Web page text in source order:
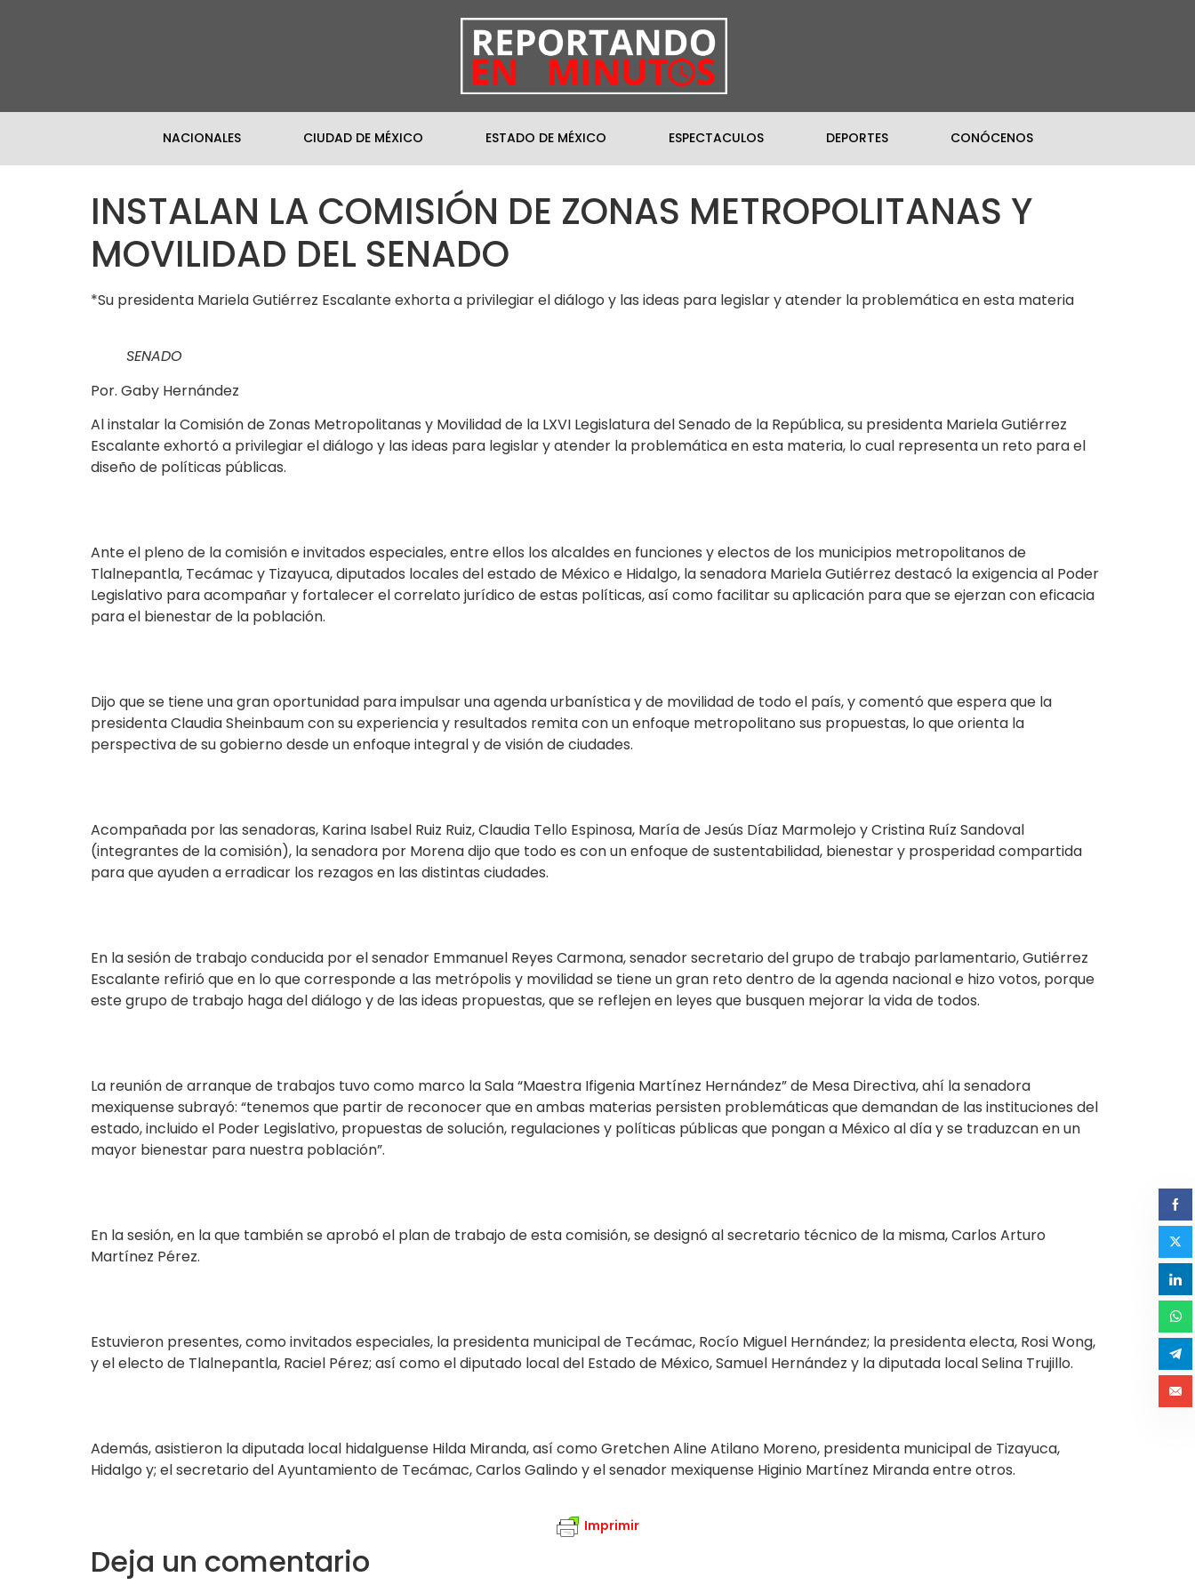
NACIONALES CIUDAD DE MÉXICO ESTADO DE MÉXICO ESPECTACULOS DEPORTES CONÓCENOS
INSTALAN LA COMISIÓN DE ZONAS METROPOLITANAS Y
MOVILIDAD DEL SENADO
*Su presidenta Mariela Gutiérrez Escalante exhorta a privilegiar el diálogo y las ideas para legislar y atender la problemática en esta materia
SENADO
Por. Gaby Hernández
Al instalar la Comisión de Zonas Metropolitanas y Movilidad de la LXVI Legislatura del Senado de la República, su presidenta Mariela Gutiérrez
Escalante exhortó a privilegiar el diálogo y las ideas para legislar y atender la problemática en esta materia, lo cual representa un reto para el
diseño de políticas públicas.
Ante el pleno de la comisión e invitados especiales, entre ellos los alcaldes en funciones y electos de los municipios metropolitanos de
Tlalnepantla, Tecámac y Tizayuca, diputados locales del estado de México e Hidalgo, la senadora Mariela Gutiérrez destacó la exigencia al Poder
Legislativo para acompañar y fortalecer el correlato jurídico de estas políticas, así como facilitar su aplicación para que se ejerzan con eficacia
para el bienestar de la población.
Dijo que se tiene una gran oportunidad para impulsar una agenda urbanística y de movilidad de todo el país, y comentó que espera que la
presidenta Claudia Sheinbaum con su experiencia y resultados remita con un enfoque metropolitano sus propuestas, lo que orienta la
perspectiva de su gobierno desde un enfoque integral y de visión de ciudades.
Acompañada por las senadoras, Karina Isabel Ruiz Ruiz, Claudia Tello Espinosa, María de Jesús Díaz Marmolejo y Cristina Ruíz Sandoval
(integrantes de la comisión), la senadora por Morena dijo que todo es con un enfoque de sustentabilidad, bienestar y prosperidad compartida
para que ayuden a erradicar los rezagos en las distintas ciudades.
En la sesión de trabajo conducida por el senador Emmanuel Reyes Carmona, senador secretario del grupo de trabajo parlamentario, Gutiérrez
Escalante refirió que en lo que corresponde a las metrópolis y movilidad se tiene un gran reto dentro de la agenda nacional e hizo votos, porque
este grupo de trabajo haga del diálogo y de las ideas propuestas, que se reflejen en leyes que busquen mejorar la vida de todos.
La reunión de arranque de trabajos tuvo como marco la Sala “Maestra Ifigenia Martínez Hernández” de Mesa Directiva, ahí la senadora
mexiquense subrayó: “tenemos que partir de reconocer que en ambas materias persisten problemáticas que demandan de las instituciones del
estado, incluido el Poder Legislativo, propuestas de solución, regulaciones y políticas públicas que pongan a México al día y se traduzcan en un
mayor bienestar para nuestra población”.
En la sesión, en la que también se aprobó el plan de trabajo de esta comisión, se designó al secretario técnico de la misma, Carlos Arturo
Martínez Pérez.
Estuvieron presentes, como invitados especiales, la presidenta municipal de Tecámac, Rocío Miguel Hernández; la presidenta electa, Rosi Wong,
y el electo de Tlalnepantla, Raciel Pérez; así como el diputado local del Estado de México, Samuel Hernández y la diputada local Selina Trujillo.
Además, asistieron la diputada local hidalguense Hilda Miranda, así como Gretchen Aline Atilano Moreno, presidenta municipal de Tizayuca,
Hidalgo y; el secretario del Ayuntamiento de Tecámac, Carlos Galindo y el senador mexiquense Higinio Martínez Miranda entre otros.
Imprimir
Deja un comentario